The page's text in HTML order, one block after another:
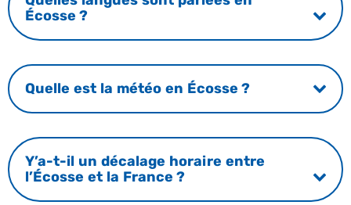
Écosse ?
Quelle est la météo en Écosse ?
Y’a-t-il un décalage horaire entre
l’Écosse et la France ?